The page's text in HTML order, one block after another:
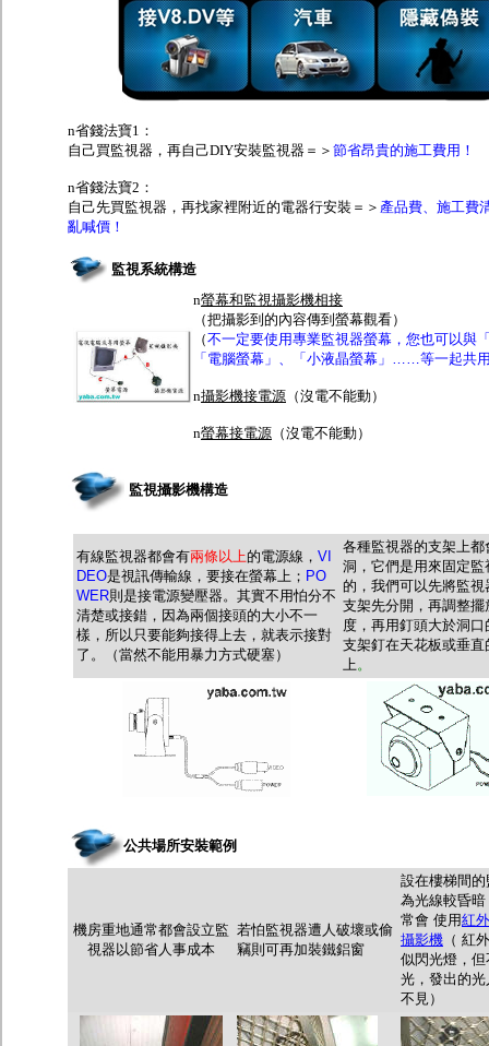
n省錢法寶1：
自己買監視器，再自己DIY安裝監視器＝＞ 節省昂貴的施工費用！
n省錢法寶2：
自己先買監視器，再找家裡附近的電器行安裝＝＞ 產品費、施工費
亂喊價！
監視系統構造
n螢幕和監視攝影機相接
（把攝影到的內容傳到螢幕觀看）
（不一定要使用專業監視器螢幕，您也可以與
「電腦螢幕」、「小液晶螢幕」……等一起共
n攝影機接電源 （沒電不能動）
n螢幕接電源 （沒電不能動）
監視攝影機構造
有線監視器都會有兩條以上的電源線， VI
DEO是視訊傳輸線，要接在螢幕上 ； PO
WER則是接電源變壓器。其實不用怕分不
清楚或接錯，因為兩個接頭的大小不一
樣，所以只要能夠接得上去，就表示接對
了。（當然不能用暴力方式硬塞）
各種監視器的支架上都
洞，它們是用來固定監
的，我們可以先將監視
支架先分開，再調整擺
度，再用釘頭大於洞口
支架釘在天花板或垂直
上 。
公共場所安裝範例
機房重地通常都會設立監
視器以節省人事成本
若怕監視器遭人破壞或偷
竊則可再加裝鐵鋁窗
設在樓梯間
為光線較昏
常會 使用紅
攝影機 （ 紅
似閃光燈，但
光，發出的
不見）